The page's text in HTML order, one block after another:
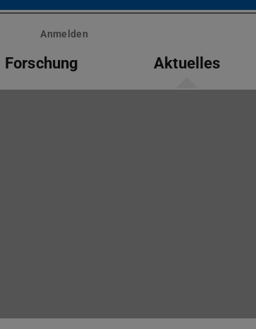
Anmelden
Forschung Aktuelles